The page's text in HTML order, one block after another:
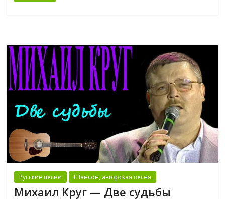
Русские песни Шансон, авторская песня
Михаил Круг — Две судьбы